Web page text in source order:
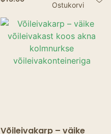
küpsisepaberist karbid
koogirullpakendikarbid
Ostukorvi
Võileivakarp – väike